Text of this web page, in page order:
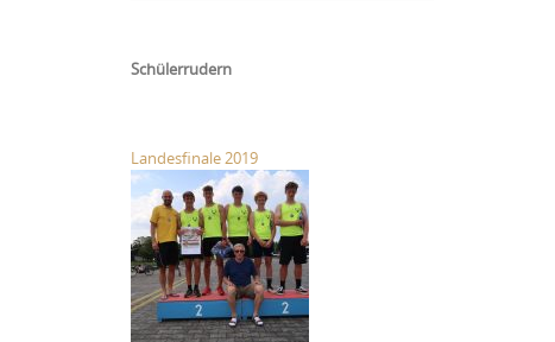
Schülerrudern
Landesfinale 2019